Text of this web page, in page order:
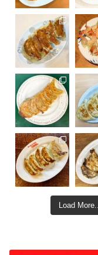
Load More...